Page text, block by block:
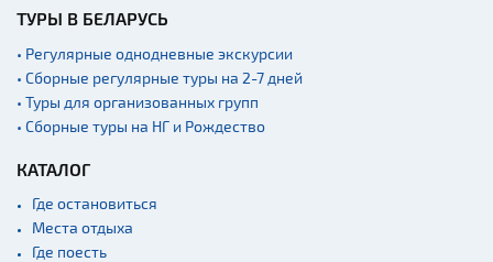
Национальные парки и
Концертные залы
Аэропорты
Железнодорожные
ТУРЫ В БЕЛАРУСЬ
• Регулярные однодневные экскурсии
• Сборные регулярные туры на 2-7 дней
• Туры для организованных групп
• Сборные туры на НГ и Рождество
КАТАЛОГ
Где остановиться
Места отдыха
Где поесть